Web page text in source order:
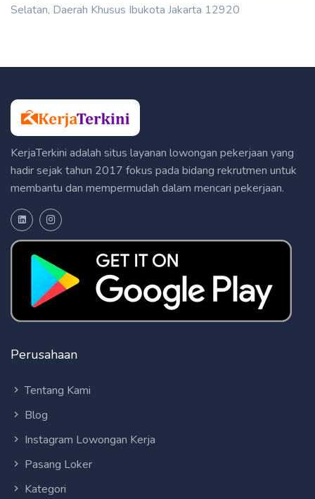
Selatan, Daerah Khusus Ibukota Jakarta 12920
KerjaTerkini adalah situs layanan lowongan pekerjaan yang
hadir sejak tahun 2017 fokus pada bidang rekrutmen untuk
membantu dan mempermudah dalam mencari pekerjaan.
Perusahaan
Tentang Kami
Blog
Instagram Lowongan Kerja
Pasang Loker
Kategori